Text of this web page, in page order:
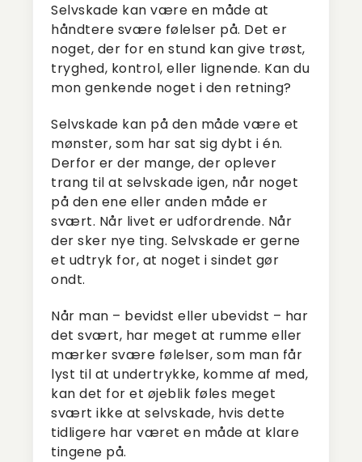
Selvskade kan være en måde at
håndtere svære følelser på. Det er
noget, der for en stund kan give trøst,
tryghed, kontrol, eller lignende. Kan du
mon genkende noget i den retning?
Selvskade kan på den måde være et
mønster, som har sat sig dybt i én.
Derfor er der mange, der oplever
trang til at selvskade igen, når noget
på den ene eller anden måde er
svært. Når livet er udfordrende. Når
der sker nye ting. Selvskade er gerne
et udtryk for, at noget i sindet gør
ondt.
Når man – bevidst eller ubevidst – har
det svært, har meget at rumme eller
mærker svære følelser, som man får
lyst til at undertrykke, komme af med,
kan det for et øjeblik føles meget
svært ikke at selvskade, hvis dette
tidligere har været en måde at klare
tingene på.